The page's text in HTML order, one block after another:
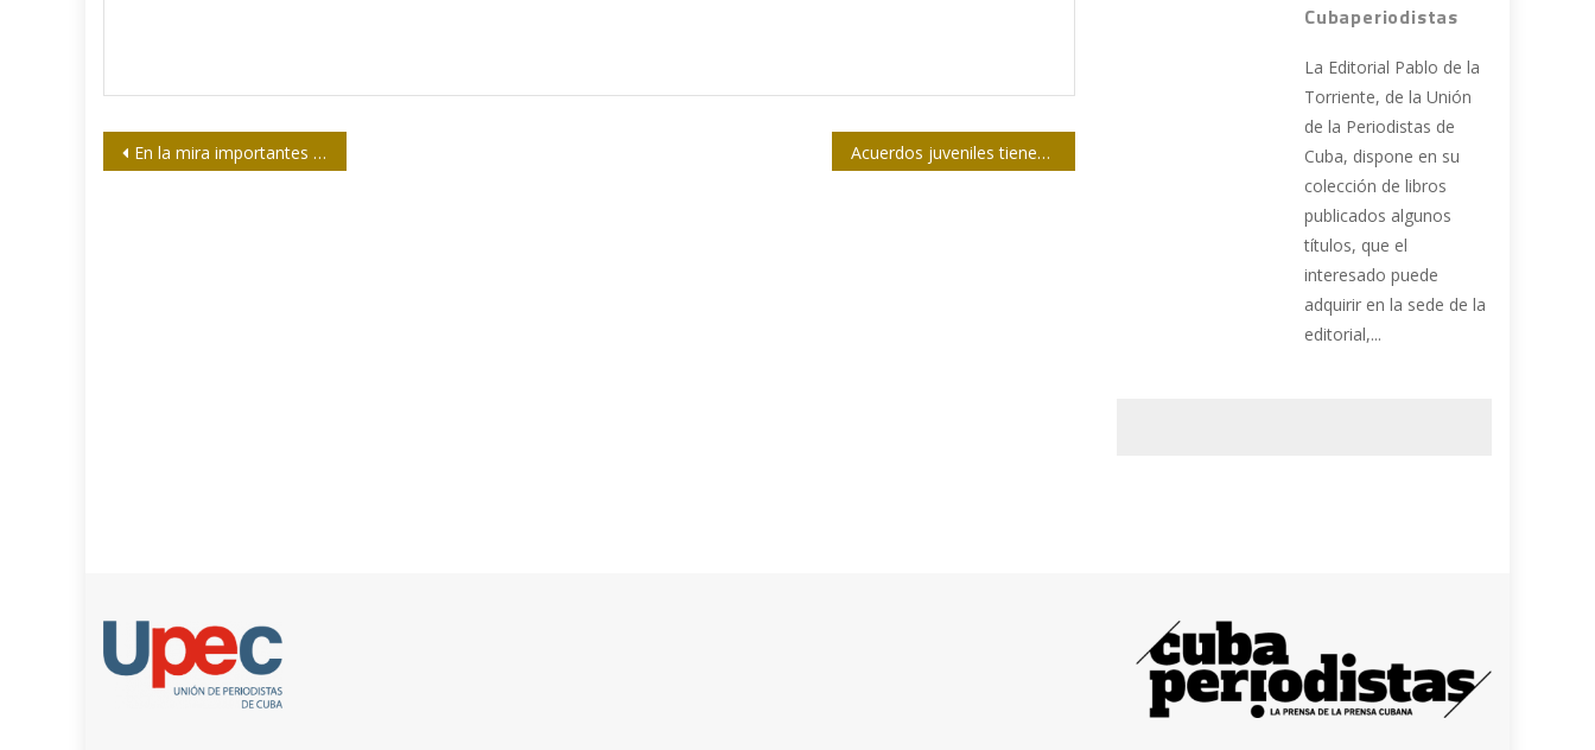
Navegación
En la mira importantes eventos sobre Informática Acuerdos juveniles tienen seguimiento
Cubaperiodistas
La Editorial Pablo de la
Torriente, de la Unión
de la Periodistas de
Cuba, dispone en su
colección de libros
publicados algunos
títulos, que el
interesado puede
adquirir en la sede de la
editorial,...